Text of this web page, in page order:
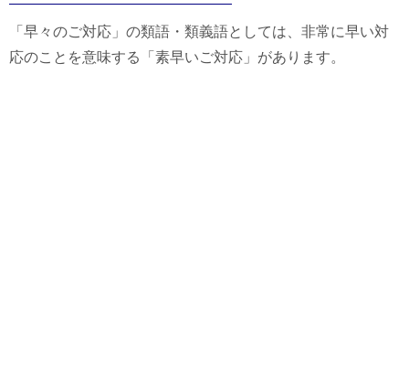
「早々のご対応」の類語・類義語としては、非常に早い対
応のことを意味する「素早いご対応」があります。